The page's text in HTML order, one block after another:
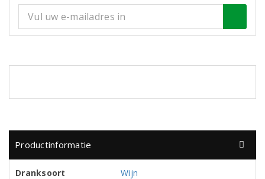
Productinformatie
Dranksoort
Wijn